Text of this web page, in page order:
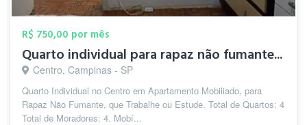
R$ 750,00 por mês
Quarto individual para rapaz não fumante...
Centro, Campinas - SP
Quarto Individual no Centro em Apartamento Mobiliado, para
Rapaz Não Fumante, que Trabalhe ou Estude. Total de Quartos: 4
Total de Moradores: 4. Mobí...